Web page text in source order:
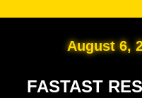
August 6,
FASTAST